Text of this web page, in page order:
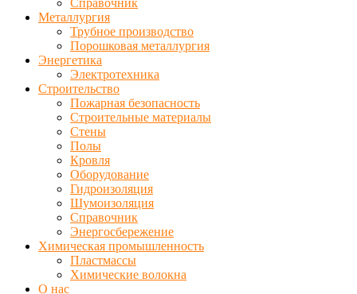
Справочник
Металлургия
Трубное производство
Порошковая металлургия
Энергетика
Электротехника
Строительство
Пожарная безопасность
Строительные материалы
Стены
Полы
Кровля
Оборудование
Гидроизоляция
Шумоизоляция
Справочник
Энергосбережение
Химическая промышленность
Пластмассы
Химические волокна
О нас